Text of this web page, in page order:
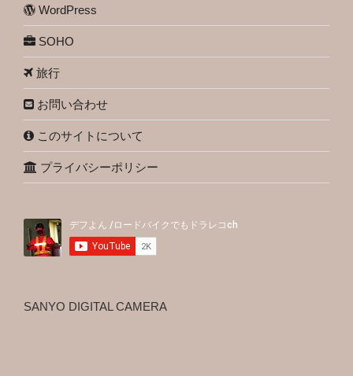
WordPress
SOHO
旅行
お問い合わせ
このサイトについて
プライバシーポリシー
SANYO DIGITAL CAMERA